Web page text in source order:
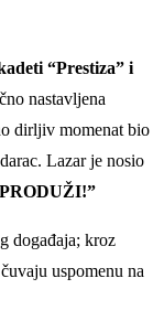
“Prestiza” i
nastavljena
dirljiv momenat bio
Lazar je nosio
događaja; kroz
uspomenu na